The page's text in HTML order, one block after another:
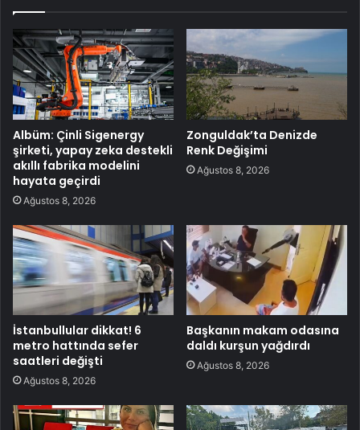
Albüm: Çinli Sigenergy
şirketi, yapay zeka destekli
akıllı fabrika modelini
hayata geçirdi
Ağustos 8, 2026
Zonguldak’ta Denizde
Renk Değişimi
Ağustos 8, 2026
İstanbullular dikkat! 6
metro hattında sefer
saatleri değişti
Ağustos 8, 2026
Başkanın makam odasına
daldı kurşun yağdırdı
Ağustos 8, 2026